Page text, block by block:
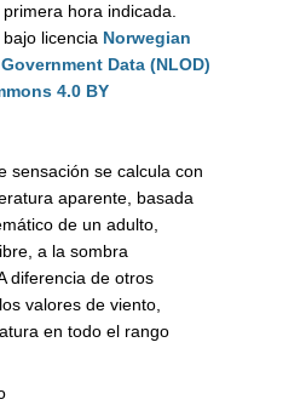
hora indicada.
licencia Norwegian
Data (NLOD)
4.0 BY
sensación se calcula con
aparente, basada
de un adulto,
a la sombra
diferencia de otros
valores de viento,
en todo el rango